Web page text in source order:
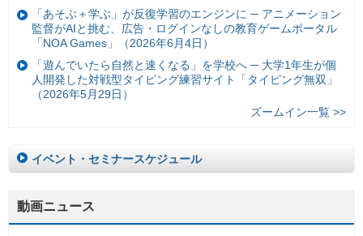
「あそぶ＋学ぶ」が反復学習のエンジンに ─ アニメーション
監督がAIと挑む、広告・ログインなしの教育ゲームポータル
「NOA Games」（2026年6月4日）
「遊んでいたら自然と速くなる」を学校へ ─ 大学1年生が個
人開発した対戦型タイピング練習サイト「タイピング無双」
（2026年5月29日）
ズームイン一覧 >>
イベント・セミナースケジュール
動画ニュース